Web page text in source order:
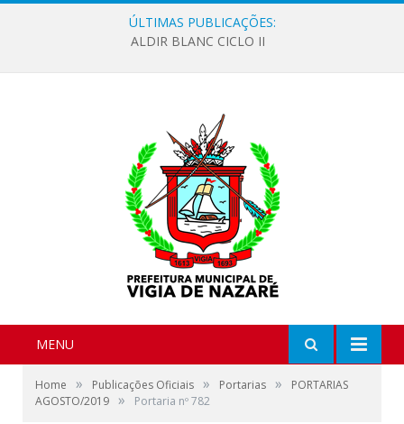
ÚLTIMAS PUBLICAÇÕES:
ALDIR BLANC CICLO II
MENU
Home » Publicações Oficiais » Portarias »
PORTARIAS
AGOSTO/2019 » Portaria nº 782